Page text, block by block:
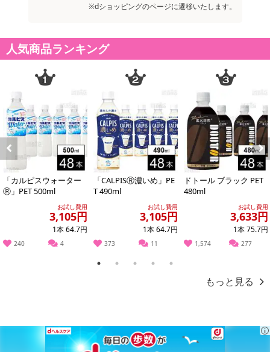
※発送予定日は前後する場合がございます。また商品によって発送
だいた後のご感想をいただくことを目的としており、転売等は固く
禁じます。
転売等、目的以外での利用が確認された場合は、サービス利用を停
止させていただきます。
発送日カレンダー
その他共通および商品カテゴリー別注意事項（※必ずご確認くだ
こちらの情報は2026-07-09 13:13:39.0での情報となります。
※dショッピングのページに遷移いたします。
人気商品ランキング
Previous
「カルピスウォーター
Ⓡ」PET 500ml
お試し費用
3,105円
1本 64.7円
240 4
「CALPISⓇ濃いめ」PE
T 490ml
お試し費用
3,105円
1本 64.7円
373 11
ドトール ブラック PET
480ml
お試し費用
3,633円
1本 75.7円
1,574 277
Next
1 2 3 4 5
もっと見る